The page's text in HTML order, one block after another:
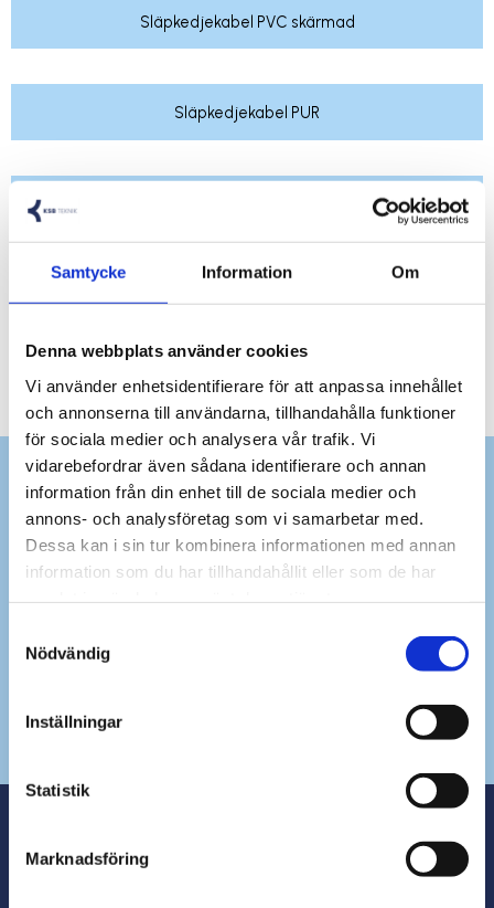
Samtycke Information Om
Denna webbplats använder cookies
Vi använder enhetsidentifierare för att anpassa innehållet
och annonserna till användarna, tillhandahålla funktioner
för sociala medier och analysera vår trafik. Vi
vidarebefordrar även sådana identifierare och annan
information från din enhet till de sociala medier och
annons- och analysföretag som vi samarbetar med.
Dessa kan i sin tur kombinera informationen med annan
information som du har tillhandahållit eller som de har
Nödvändig
Inställningar
Statistik
Marknadsföring
Släpkedjekabel PVC skärmad
Släpkedjekabel PUR
Dina personuppgifter behandlas i enlighet med vår integritetspolicy.